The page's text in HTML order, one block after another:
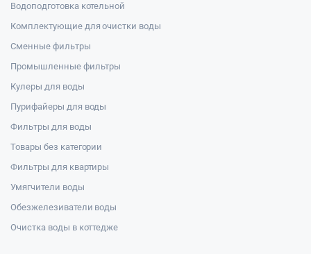
Водоподготовка котельной
Комплектующие для очистки воды
Сменные фильтры
Промышленные фильтры
Кулеры для воды
Пурифайеры для воды
Фильтры для воды
Товары без категории
Фильтры для квартиры
Умягчители воды
Обезжелезиватели воды
Очистка воды в коттедже